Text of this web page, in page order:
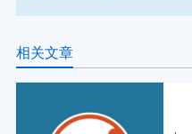
相关文章